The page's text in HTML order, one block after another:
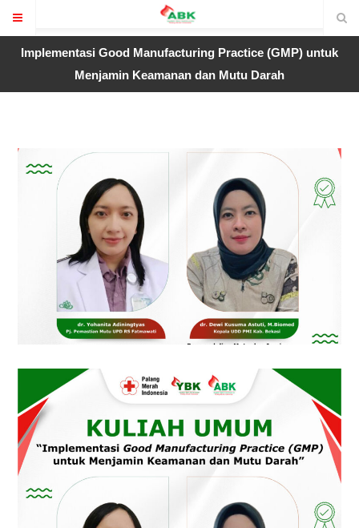
Implementasi Good Manufacturing Practice (GMP) untuk
Menjamin Keamanan dan Mutu Darah